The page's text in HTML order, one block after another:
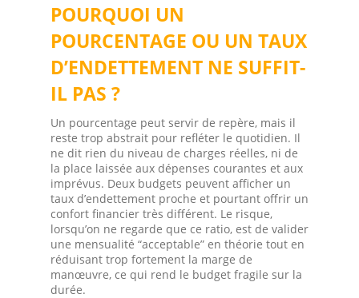
POURQUOI UN
POURCENTAGE OU UN TAUX
D’ENDETTEMENT NE SUFFIT-
IL PAS ?
Un pourcentage peut servir de repère, mais il
reste trop abstrait pour refléter le quotidien. Il
ne dit rien du niveau de charges réelles, ni de
la place laissée aux dépenses courantes et aux
imprévus. Deux budgets peuvent afficher un
taux d’endettement proche et pourtant offrir un
confort financier très différent. Le risque,
lorsqu’on ne regarde que ce ratio, est de valider
une mensualité “acceptable” en théorie tout en
réduisant trop fortement la marge de
manœuvre, ce qui rend le budget fragile sur la
durée.